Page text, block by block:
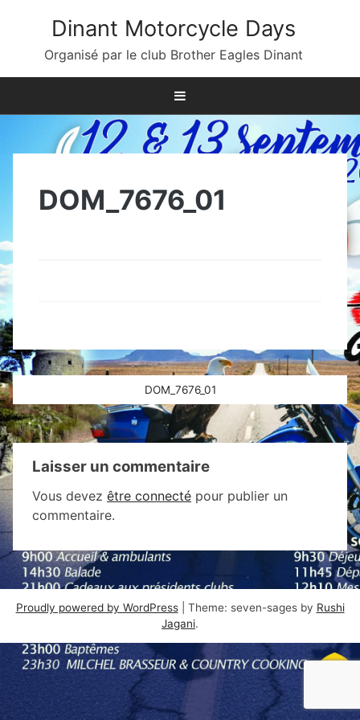
Dinant Motorcycle Days
Organisé par le club Brother Eagles Dinant
DOM_7676_01
Navigation
de
l’article
DOM_7676_01
Laisser un commentaire
Vous devez être connecté pour publier un
commentaire.
Proudly powered by WordPress Theme: seven-sages by Rushi
Jagani.